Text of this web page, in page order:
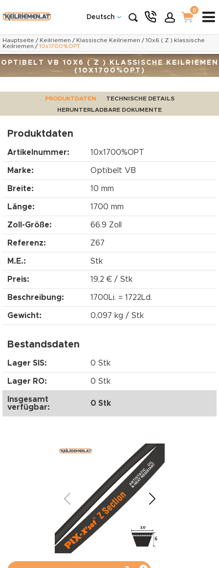
Deutsch
0
Hauptseite / Keilriemen / Klassische Keilriemen / 10x6 ( Z ) klassische
Keilriemen / 10x1700%OPT
OPTIBELT VB 10X6 ( Z ) KLASSISCHE KEILRIEMEN
(10X1700%OPT)
PRODUKTDATEN
TECHNISCHE DETAILS
HERUNTERLADBARE DOKUMENTE
Produktdaten
Artikelnummer: 10x1700%OPT
Marke: Optibelt VB
Breite: 10 mm
Länge: 1700 mm
Zoll-Größe: 66.9 Zoll
Referenz: Z67
M.E.: Stk
Preis: 19,2 € / Stk
Beschreibung: 1700Li. = 1722Ld.
Gewicht: 0,097 kg / Stk
Bestandsdaten
Lager SIS: 0 Stk
Lager RO: 0 Stk
Insgesamt
verfügbar:
0 Stk